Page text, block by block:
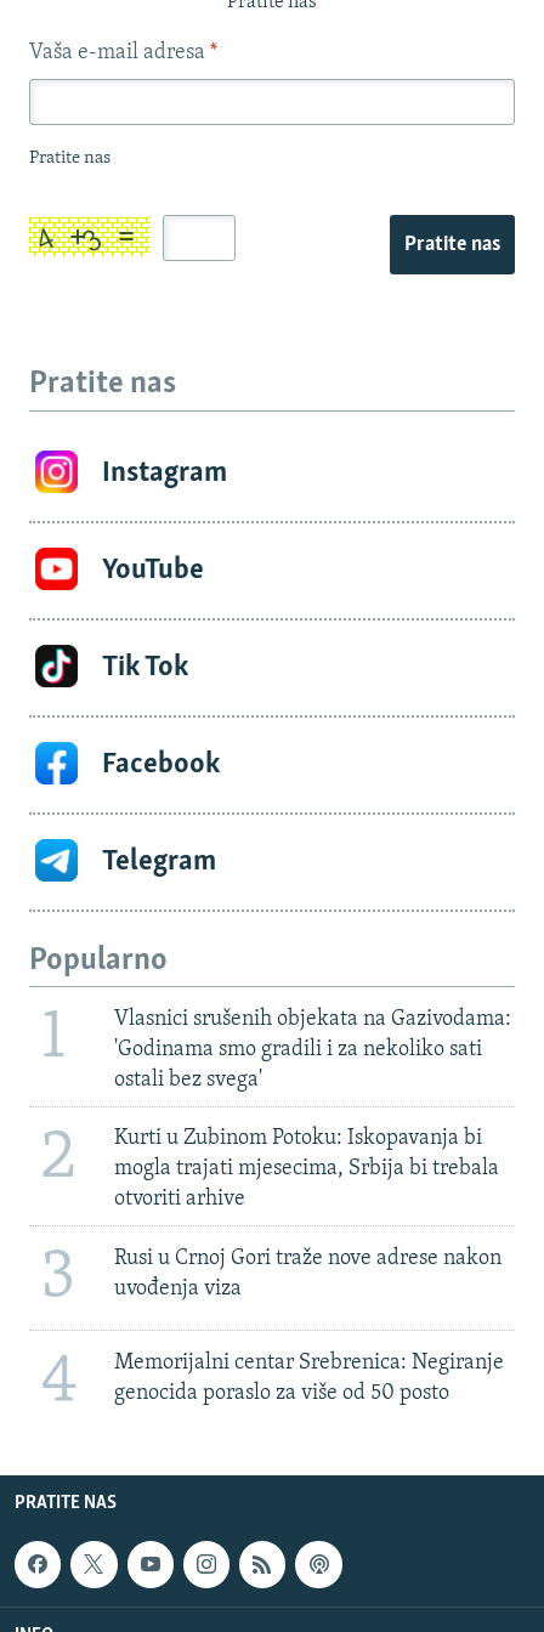
Vaša e-mail adresa *
Pratite nas
Pratite nas
Pratite nas
Instagram
YouTube
Tik Tok
Facebook
Telegram
Popularno
1
Vlasnici srušenih objekata na Gazivodama:
'Godinama smo gradili i za nekoliko sati
ostali bez svega'
2
Kurti u Zubinom Potoku: Iskopavanja bi
mogla trajati mjesecima, Srbija bi trebala
otvoriti arhive
3
Rusi u Crnoj Gori traže nove adrese nakon
uvođenja viza
4
Memorijalni centar Srebrenica: Negiranje
genocida poraslo za više od 50 posto
PRATITE NAS